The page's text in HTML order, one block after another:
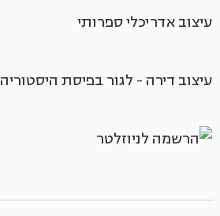
עיצוב אדריכלי ספרותי
עיצוב דירה - לגור בפיסת היסטוריה